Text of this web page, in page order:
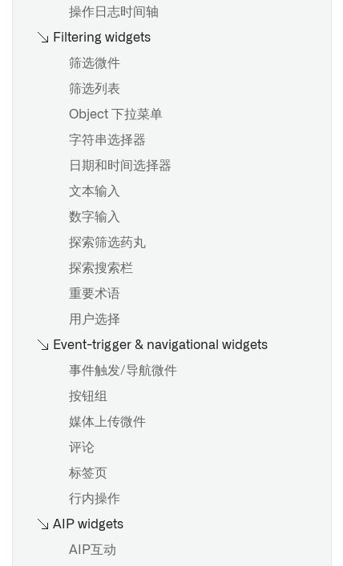
操作日志时间轴
Filtering widgets
筛选微件
筛选列表
Object 下拉菜单
字符串选择器
日期和时间选择器
文本输入
数字输入
探索筛选药丸
探索搜索栏
重要术语
用户选择
Event-trigger & navigational widgets
事件触发/导航微件
按钮组
媒体上传微件
评论
标签页
行内操作
AIP widgets
AIP互动